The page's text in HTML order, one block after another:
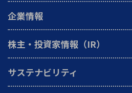
企業情報
株主・投資家情報（IR）
サステナビリティ